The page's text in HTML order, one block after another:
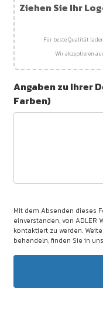
Ziehen Sie Ihr
Für beste Qualität laden
Wir akzeptieren
Angaben zu Ihrer
Farben)
Mit dem Absenden dieses
einverstanden, von ADLER
kontaktiert zu werden.
behandeln, finden Sie in